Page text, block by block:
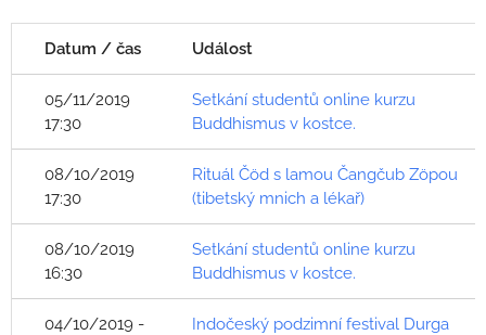
Datum / čas Událost
05/11/2019
17:30
Setkání studentů online kurzu
Buddhismus v kostce.
08/10/2019
17:30
Rituál Čöd s lamou Čangčub Zöpou
(tibetský mnich a lékař)
08/10/2019
16:30
Setkání studentů online kurzu
Buddhismus v kostce.
04/10/2019 -
Indočeský podzimní festival Durga